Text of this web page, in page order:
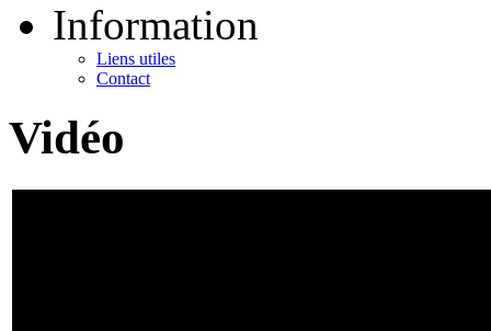
Information
Liens utiles
Contact
Vidéo